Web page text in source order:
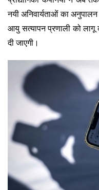
नयी अनिवार्यताओं का
आयु सत्यापन प्रणाली को
दी जाएगी।